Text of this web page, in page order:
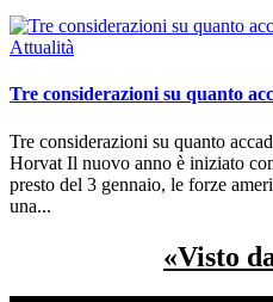
Attualità
Tre considerazioni su quanto
Tre considerazioni su quanto
Horvat Il nuovo anno è iniziato
presto del 3 gennaio, le forze
una...
«Visto